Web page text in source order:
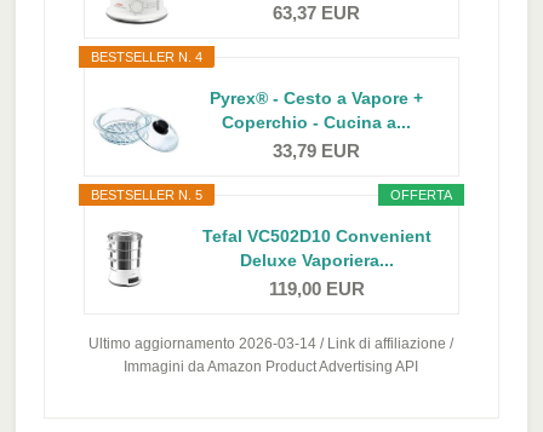
63,37 EUR
BESTSELLER N. 4
Pyrex® - Cesto a Vapore +
Coperchio - Cucina a...
33,79 EUR
OFFERTA
BESTSELLER N. 5
Tefal VC502D10 Convenient
Deluxe Vaporiera...
119,00 EUR
Ultimo aggiornamento 2026-03-14 / Link di affiliazione /
Immagini da Amazon Product Advertising API